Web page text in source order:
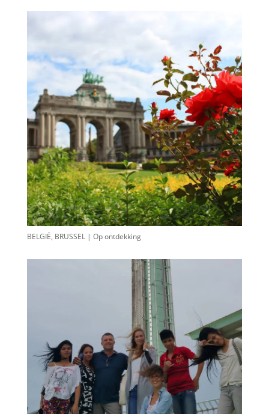
BELGIË, BRUSSEL | Op ontdekking